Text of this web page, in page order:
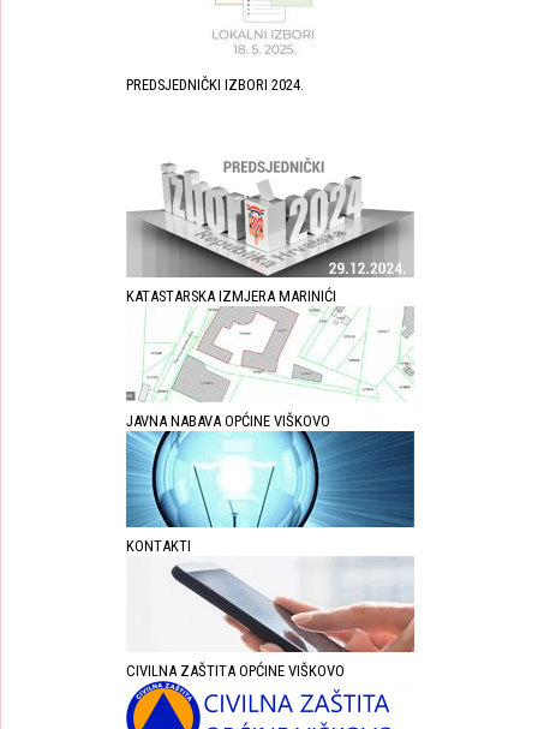
PREDSJEDNIČKI IZBORI 2024.
KATASTARSKA IZMJERA MARINIĆI
JAVNA NABAVA OPĆINE VIŠKOVO
KONTAKTI
CIVILNA ZAŠTITA OPĆINE VIŠKOVO